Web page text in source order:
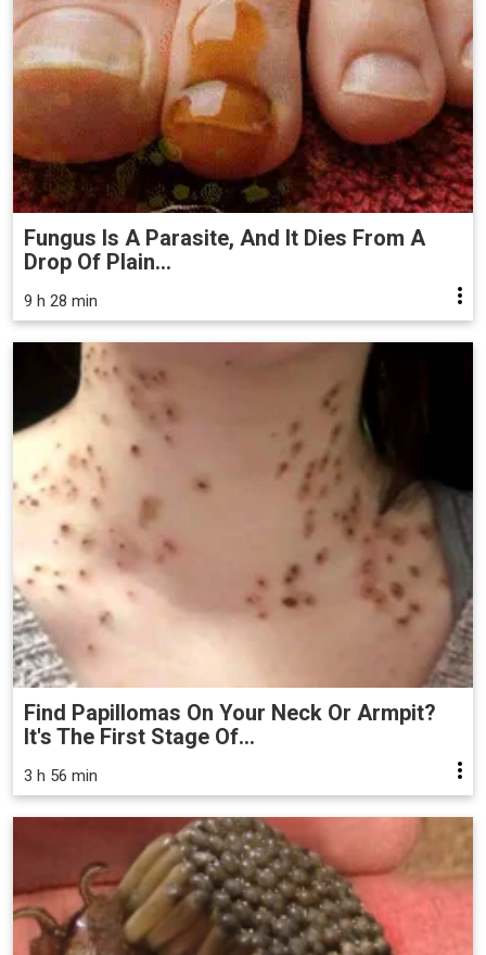
Fungus Is A Parasite, And It Dies From A
Drop Of Plain...
9 h 28 min
Find Papillomas On Your Neck Or Armpit?
It's The First Stage Of...
3 h 56 min